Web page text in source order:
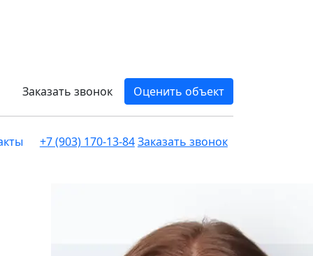
Заказать звонок
Оценить объект
+7 (903) 170-13-84Заказать звонок